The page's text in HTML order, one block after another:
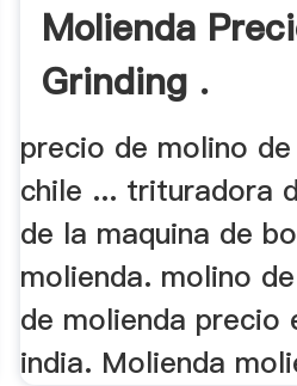
Molienda
Grinding .
precio de molino
chile ... trituradora
de la maquina de
molienda. molino
de molienda precio
india. Molienda